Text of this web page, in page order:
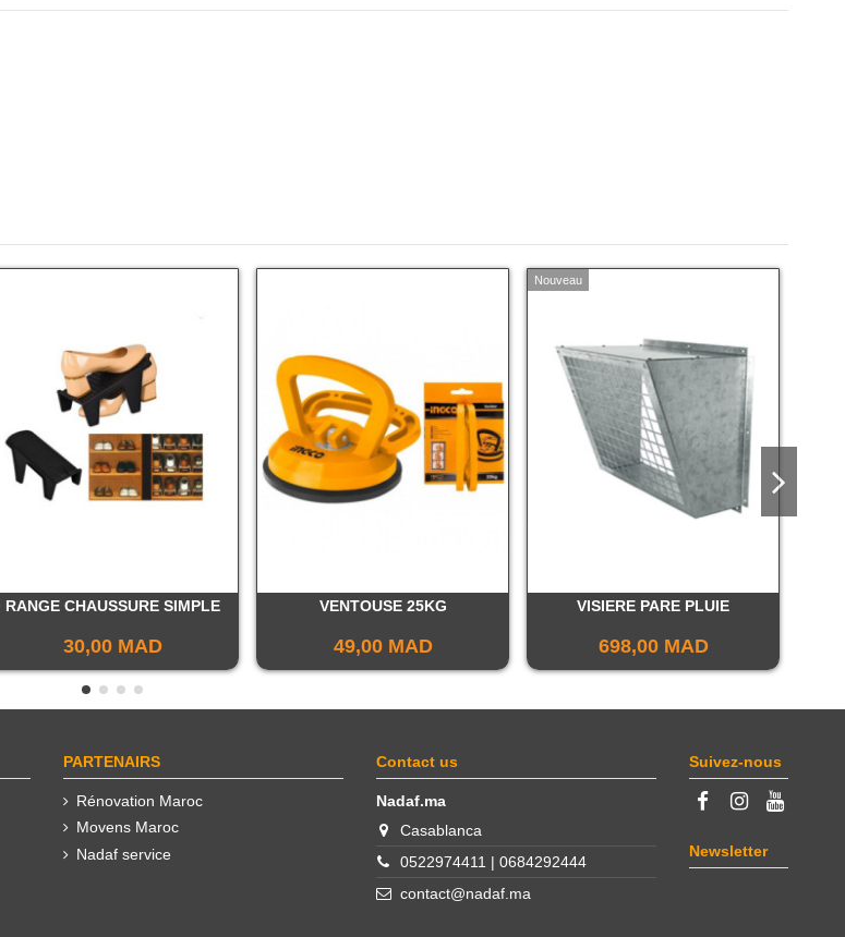
RANGE CHAUSSURE SIMPLE
30,00 MAD
VENTOUSE 25KG
49,00 MAD
Nouveau
VISIERE PARE PLUIE
698,00 MAD
PARTENAIRS
Rénovation Maroc
Movens Maroc
Nadaf service
Contact us
Nadaf.ma
Casablanca
0522974411 | 0684292444
contact@nadaf.ma
Suivez-nous
Newsletter